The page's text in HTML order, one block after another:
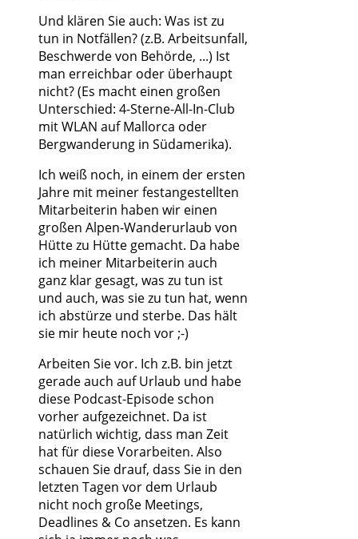
Und klären Sie auch: Was ist zu
tun in Notfällen? (z.B. Arbeitsunfall,
Beschwerde von Behörde, ...) Ist
man erreichbar oder überhaupt
nicht? (Es macht einen großen
Unterschied: 4-Sterne-All-In-Club
mit WLAN auf Mallorca oder
Bergwanderung in Südamerika).
Ich weiß noch, in einem der ersten
Jahre mit meiner festangestellten
Mitarbeiterin haben wir einen
großen Alpen-Wanderurlaub von
Hütte zu Hütte gemacht. Da habe
ich meiner Mitarbeiterin auch
ganz klar gesagt, was zu tun ist
und auch, was sie zu tun hat, wenn
ich abstürze und sterbe. Das hält
sie mir heute noch vor ;-)
Arbeiten Sie vor. Ich z.B. bin jetzt
gerade auch auf Urlaub und habe
diese Podcast-Episode schon
vorher aufgezeichnet. Da ist
natürlich wichtig, dass man Zeit
hat für diese Vorarbeiten. Also
schauen Sie drauf, dass Sie in den
letzten Tagen vor dem Urlaub
nicht noch große Meetings,
Deadlines & Co ansetzen. Es kann